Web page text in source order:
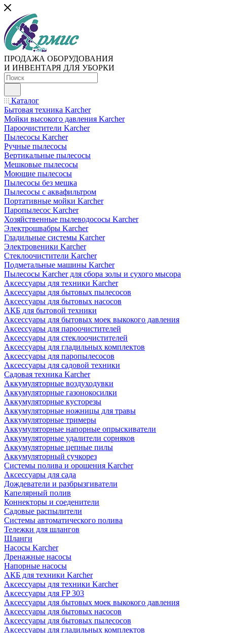
ПРОДАЖА ОБОРУДОВАНИЯ
И ИНВЕНТАРЯ ДЛЯ УБОРКИ
Каталог
Бытовая техника Karcher
Мойки высокого давления Karcher
Пароочистители Karcher
Пылесосы Karcher
Ручные пылесосы
Вертикальные пылесосы
Мешковые пылесосы
Моющие пылесосы
Пылесосы без мешка
Пылесосы с аквафильтром
Портативные мойки Karcher
Паропылесос Karcher
Хозяйственные пылеводососы Karcher
Электрошвабры Karcher
Гладильные системы Karcher
Электровеники Karcher
Стеклоочистители Karcher
Подметальные машины Karcher
Пылесосы Karcher для сбора золы и сухого мысора
Аксессуары для техники Karcher
Аксессуары для бытовых пылесосов
Аксессуары для бытовых насосов
АКБ для бытовой техники
Аксессуары для бытовых моек выкокого давления
Аксессуары для пароочистителей
Аксессуары для стеклоочистителей
Аксессуары для гладильных комплектов
Аксессуары для паропылесосов
Аксессуары для садовой техники
Садовая техника Karcher
Аккумуляторные воздуходувки
Аккумуляторные газонокосилки
Аккумуляторные кусторезы
Аккумуляторные ножницы для травы
Аккумуляторные тримеры
Аккумуляторные напорные опрыскиватели
Аккумуляторные удалители сорняков
Аккумуляторные цепные пилы
Аккумуляторный сучкорез
Системы полива и орошения Karcher
Аксессуары для сада
Дождеватели и разбрызгиватели
Капелярный полив
Коннекторы и соеденители
Садовые распылители
Системы автоматического полива
Тележки для шлангов
Шланги
Насосы Karcher
Дренажные насосы
Напорные насосы
АКБ для техники Karcher
Аксессуары для техники Karcher
Аксессуары для FP 303
Аксессуары для бытовых моек выкокого давления
Аксессуары для бытовых насосов
Аксессуары для бытовых пылесосов
Аксессуары для гладильных комплектов